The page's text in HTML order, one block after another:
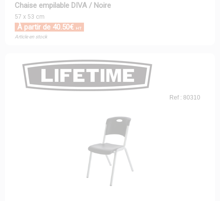
Chaise empilable DIVA / Noire
57 x 53 cm
À partir de 40.50€ HT
Article en stock
Ref : 80310